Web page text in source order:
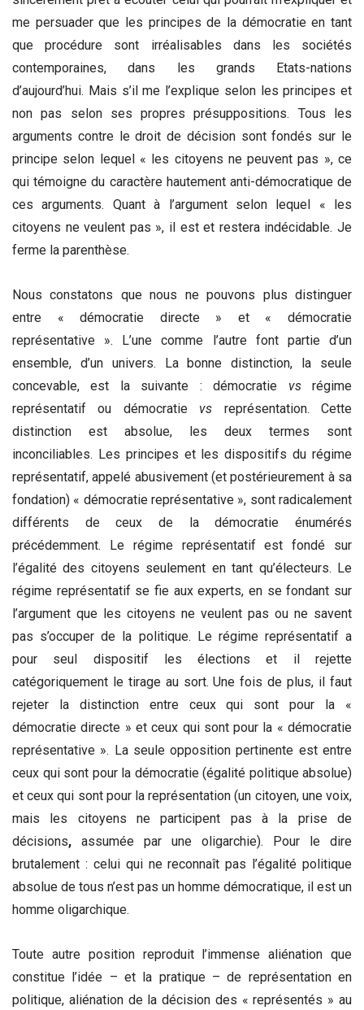
me persuader que les principes de la démocratie en tant
que procédure sont irréalisables dans les sociétés
contemporaines, dans les grands Etats-nations
d’aujourd’hui. Mais s’il me l’explique selon les principes et
non pas selon ses propres présuppositions. Tous les
arguments contre le droit de décision sont fondés sur le
principe selon lequel « les citoyens ne peuvent pas », ce
qui témoigne du caractère hautement anti-démocratique de
ces arguments. Quant à l’argument selon lequel « les
citoyens ne veulent pas », il est et restera indécidable. Je
ferme la parenthèse.
Nous constatons que nous ne pouvons plus distinguer
entre « démocratie directe » et « démocratie
représentative ». L’une comme l’autre font partie d’un
ensemble, d’un univers. La bonne distinction, la seule
concevable, est la suivante : démocratie vsrégime
représentatif ou démocratie vs représentation. Cette
distinction est absolue, les deux termes sont
inconciliables. Les principes et les dispositifs du régime
représentatif, appelé abusivement (et postérieurement à sa
fondation) « démocratie représentative », sont radicalement
différents de ceux de la démocratie énumérés
précédemment. Le régime représentatif est fondé sur
l’égalité des citoyens seulement en tant qu’électeurs. Le
régime représentatif se fie aux experts, en se fondant sur
l’argument que les citoyens ne veulent pas ou ne savent
pas s’occuper de la politique. Le régime représentatif a
pour seul dispositif les élections et il rejette
catégoriquement le tirage au sort. Une fois de plus, il faut
rejeter la distinction entre ceux qui sont pour la «
démocratie directe » et ceux qui sont pour la « démocratie
représentative ». La seule opposition pertinente est entre
ceux qui sont pour la démocratie (égalité politique absolue)
et ceux qui sont pour la représentation (un citoyen, une voix,
mais les citoyens ne participent pas à la prise de
décisions, assumée par une
oligarchie). Pour le dire
brutalement : celui qui ne reconnaît pas l’égalité politique
absolue de tous n’est pas un homme démocratique, il est un
homme oligarchique.
Toute autre position reproduit l’immense aliénation que
constitue l’idée – et la pratique – de représentation en
politique, aliénation de la décision des « représentés » au